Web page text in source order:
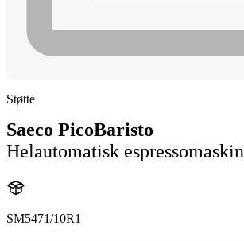
Støtte
Saeco PicoBaristo
Helautomatisk espressomaskin
SM5471/10R1